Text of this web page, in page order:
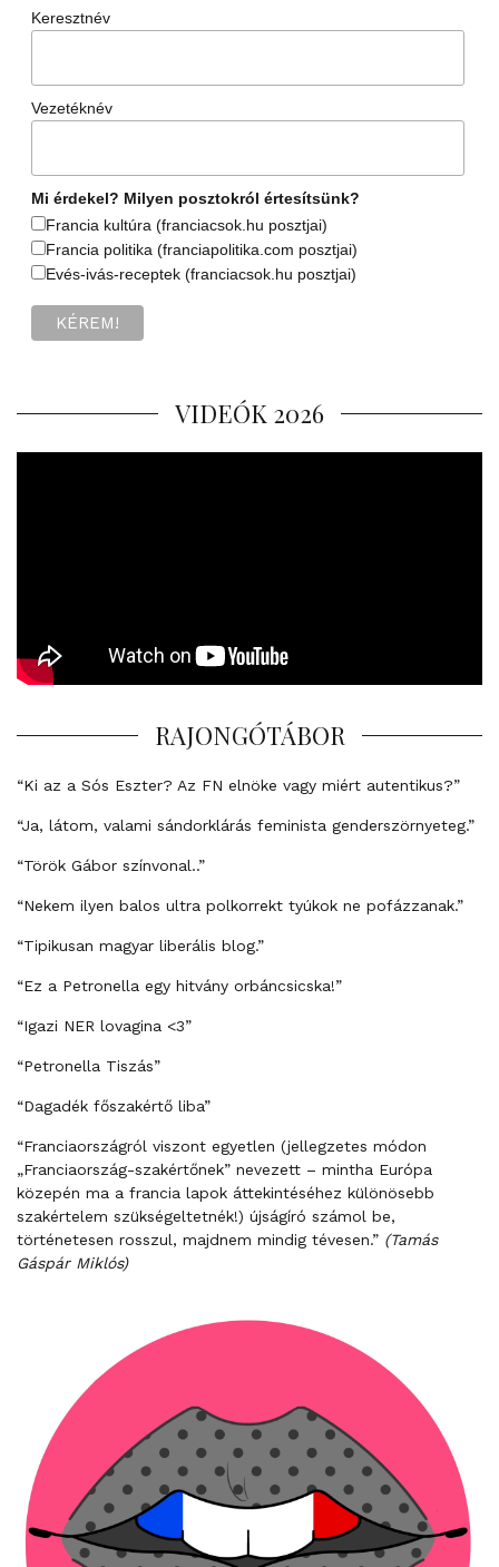
Keresztnév
Vezetéknév
Mi érdekel? Milyen posztokról értesítsünk?
Francia kultúra (franciacsok.hu posztjai)
Francia politika (franciapolitika.com posztjai)
Evés-ivás-receptek (franciacsok.hu posztjai)
VIDEÓK 2026
RAJONGÓTÁBOR
“Ki az a Sós Eszter? Az FN elnöke vagy miért autentikus?”
“Ja, látom, valami sándorklárás feminista genderszörnyeteg.”
“Török Gábor színvonal..”
“Nekem ilyen balos ultra polkorrekt tyúkok ne pofázzanak.”
“Tipikusan magyar liberális blog.”
“Ez a Petronella egy hitvány orbáncsicska!”
“Igazi NER lovagina <3”
“Petronella Tiszás”
“Dagadék főszakértő liba”
“Franciaországról viszont egyetlen (jellegzetes módon
„Franciaország-szakértőnek” nevezett – mintha Európa
közepén ma a francia lapok áttekintéséhez különösebb
szakértelem szükségeltetnék!) újságíró számol be,
történetesen rosszul, majdnem mindig tévesen.” (Tamás
Gáspár Miklós)